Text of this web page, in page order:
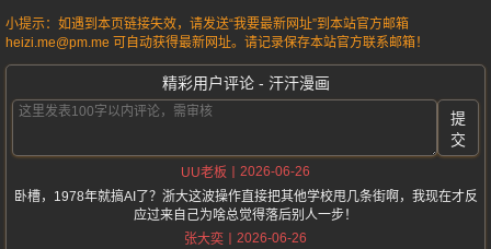
小提示：如遇到本页链接失效，请发送“我要最新网址”到本站官方邮箱
heizi.me@pm.me 可自动获得最新网址。请记录保存本站官方联系邮箱！
精彩用户评论 - 汗汗漫画
提
交
UU老板
2026-06-26
卧槽，1978年就搞AI了？浙大这波操作直接把其他学校甩几条街啊，我现在才反
应过来自己为啥总觉得落后别人一步！
张大奕
2026-06-26